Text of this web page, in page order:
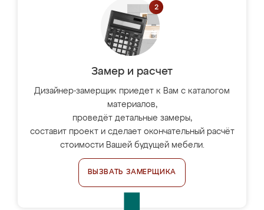
Замер и расчет
Дизайнер-замерщик приедет к Вам с каталогом
материалов,
проведёт детальные замеры,
составит проект и сделает окончательный расчёт
стоимости Вашей будущей мебели.
ВЫЗВАТЬ ЗАМЕРЩИКА